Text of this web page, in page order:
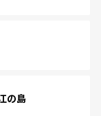
の島